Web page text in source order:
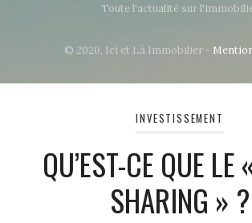
Toute l'actualité sur
© 2020, Ici et Là Immobilier -
INVESTISSEMENT
QU’EST-CE QUE LE
SHARING » ?